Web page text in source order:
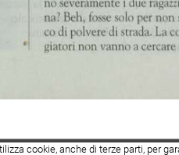
cookie, anche di terze parti, per